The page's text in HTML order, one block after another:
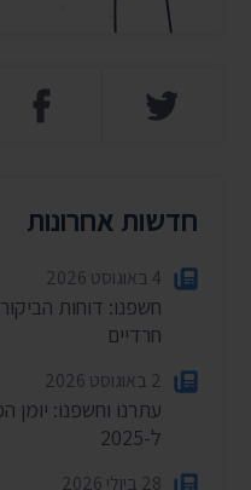
חדשות אחרונות
4 באוגוסט 2026
חשפנו: דוחות
חרדיים
2 באוגוסט 2026
עתרנו וחשפנו:
ל-2025
28 ביולי 2026